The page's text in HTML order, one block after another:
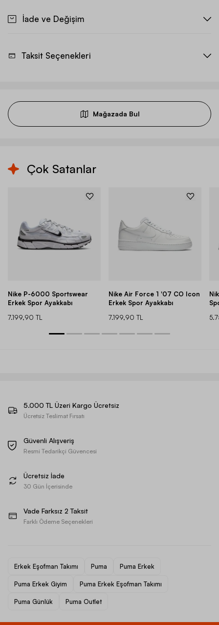
İade ve Değişim
Taksit Seçenekleri
Mağazada Bul
Çok Satanlar
Nike P-6000 Sportswear
Erkek Spor Ayakkabı
7.199,90 TL
Nike Air Force 1 '07 CO Icon
Erkek Spor Ayakkabı
7.199,90 TL
5.000 TL Üzeri Kargo Ücretsiz
Ücretsiz Teslimat Fırsatı
Güvenli Alışveriş
Resmi Tedarikçi Güvencesi
Ücretsiz İade
30 Gün İçerisinde
Vade Farksız 2 Taksit
Farklı Ödeme Seçenekleri
Erkek Eşofman Takımı Puma Puma Erkek
Puma Erkek Giyim Puma Erkek Eşofman Takımı
Puma Günlük Puma Outlet